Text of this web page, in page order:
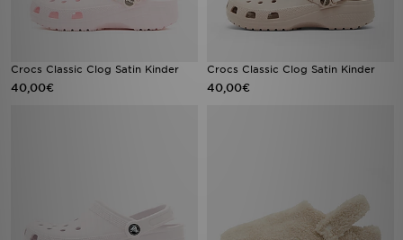
Crocs Classic Clog Satin Kinder
40,00€
Crocs Classic Clog Satin Kinder
40,00€